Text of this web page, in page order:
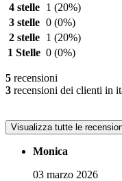
4 stelle
1 (20%)
3 stelle 0 (0%)
2 stelle
1 (20%)
1 Stelle 0 (0%)
5 recensioni
3 recensioni dei clienti in
Visualizza tutte le
Monica
03 marzo 2026